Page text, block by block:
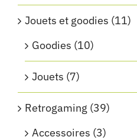
Jouets et goodies (11)
Goodies (10)
Jouets (7)
Retrogaming (39)
Accessoires (3)